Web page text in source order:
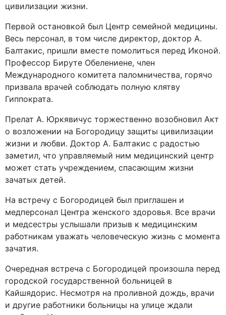
цивилизации жизни.
Первой остановкой был Центр семейной медицины.
Весь персонал, в том числе директор, доктор А.
Балтакис, пришли вместе помолиться перед Иконой.
Профессор Бируте Обелениене, член
Международного комитета паломничества, горячо
призвала врачей соблюдать полную клятву
Гиппократа.
Прелат А. Юркявичус торжественно возобновил Акт
о возложении на Богородицу защиты цивилизации
жизни и любви. Доктор А. Балтакис с радостью
заметил, что управляемый ним медицинский центр
может стать учреждением, спасающим жизни
зачатых детей.
На встречу с Богородицей был приглашен и
медперсонал Центра женского здоровья. Все врачи
и медсестры услышали призыв к медицинским
работникам уважать человеческую жизнь с момента
зачатия.
Очередная встреча с Богородицей произошла перед
городской государственной больницей в
Кайшядорис. Несмотря на проливной дождь, врачи
и другие работники больницы на улице ждали